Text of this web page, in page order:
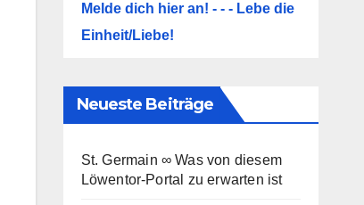
Melde dich hier an! - - - Lebe die
Einheit/Liebe!
Neueste Beiträge
St. Germain ∞ Was von diesem
Löwentor-Portal zu erwarten ist